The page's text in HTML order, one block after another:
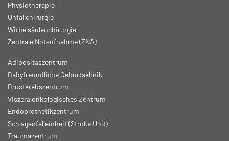
Physiotherapie
Unfallchirurgie
Wirbelsäulenchirurgie
Zentrale Notaufnahme (ZNA)
Adipositaszentrum
Babyfreundliche Geburtsklinik
Brustkrebszentrum
Viszeralonkologisches Zentrum
Endoprothetikzentrum
Schlaganfalleinheit (Stroke Unit)
Traumazentrum